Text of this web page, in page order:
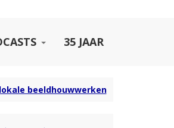
35 JAAR